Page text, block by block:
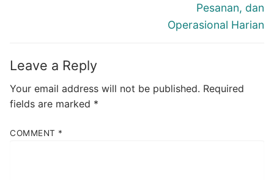
Pesanan, dan
Operasional Harian
Leave a Reply
Your email address will not be published. Required
fields are marked *
COMMENT *